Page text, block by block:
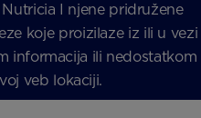
I njene pridružene
koje proizilaze iz ili u vezi
informacija ili nedostatkom
veb lokaciji.